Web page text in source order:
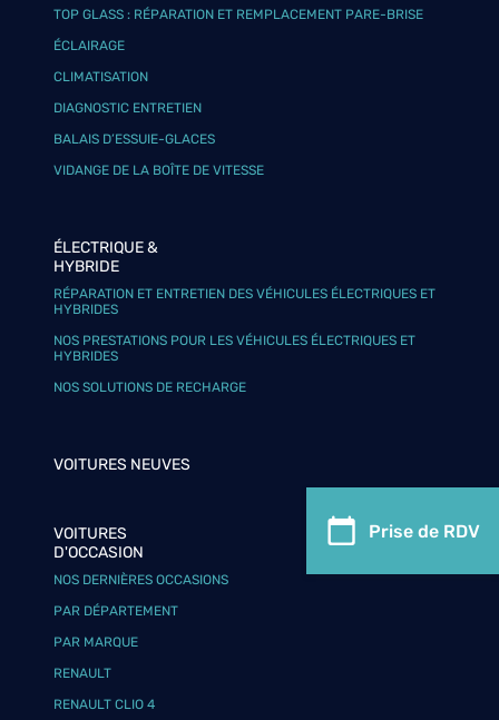
Prise de RDV
TOP GLASS : RÉPARATION ET REMPLACEMENT PARE-BRISE
ÉCLAIRAGE
CLIMATISATION
DIAGNOSTIC ENTRETIEN
BALAIS D’ESSUIE-GLACES
VIDANGE DE LA BOÎTE DE VITESSE
ÉLECTRIQUE &
HYBRIDE
RÉPARATION ET ENTRETIEN DES VÉHICULES ÉLECTRIQUES ET
HYBRIDES
NOS PRESTATIONS POUR LES VÉHICULES ÉLECTRIQUES ET
HYBRIDES
NOS SOLUTIONS DE RECHARGE
VOITURES NEUVES
VOITURES
D'OCCASION
NOS DERNIÈRES OCCASIONS
PAR DÉPARTEMENT
PAR MARQUE
RENAULT
RENAULT CLIO 4